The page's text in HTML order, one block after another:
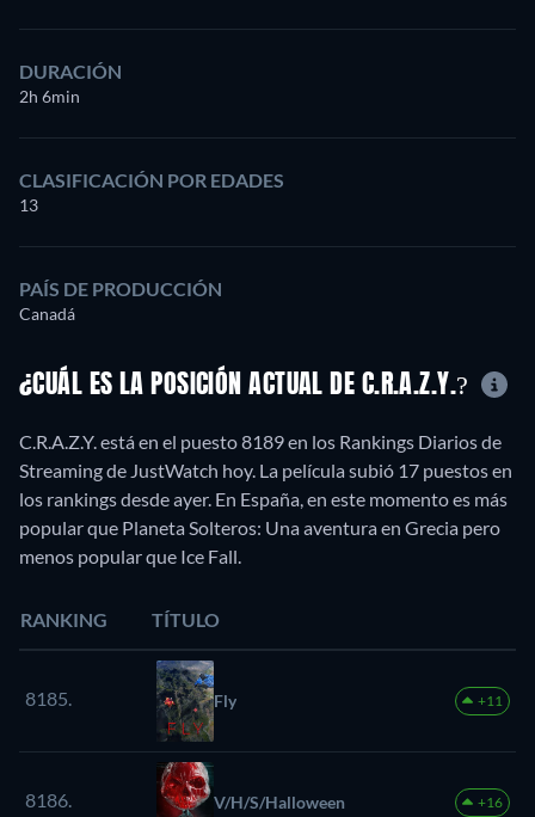
DURACIÓN
2h 6min
CLASIFICACIÓN POR EDADES
13
PAÍS DE PRODUCCIÓN
Canadá
¿CUÁL ES LA POSICIÓN ACTUAL DE C.R.A.Z.Y.?
C.R.A.Z.Y. está en el puesto 8189 en los Rankings Diarios de
Streaming de JustWatch hoy. La película subió 17 puestos en
los rankings desde ayer. En España, en este momento es más
popular que Planeta Solteros: Una aventura en Grecia pero
menos popular que Ice Fall.
RANKING TÍTULO
8185. Fly +11
8186. V/H/S/Halloween +16